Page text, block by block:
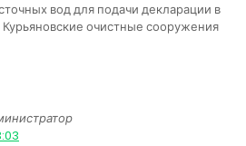
вод для подачи декларации в
очистные сооружения